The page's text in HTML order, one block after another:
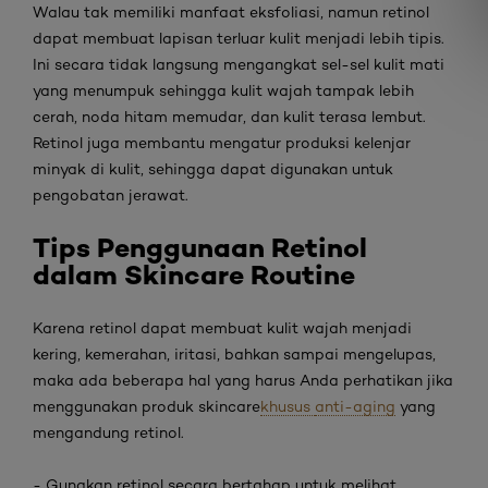
Walau tak memiliki manfaat eksfoliasi, namun retinol
dapat membuat lapisan terluar kulit menjadi lebih tipis.
Ini secara tidak langsung mengangkat sel-sel kulit mati
yang menumpuk sehingga kulit wajah tampak lebih
cerah, noda hitam memudar, dan kulit terasa lembut.
Retinol juga membantu mengatur produksi kelenjar
minyak di kulit, sehingga dapat digunakan untuk
pengobatan jerawat.
Tips Penggunaan Retinol
dalam Skincare Routine
Karena retinol dapat membuat kulit wajah menjadi
kering, kemerahan, iritasi, bahkan sampai mengelupas,
maka ada beberapa hal yang harus Anda perhatikan jika
menggunakan produk skincarekhusus anti-aging yang
mengandung retinol.